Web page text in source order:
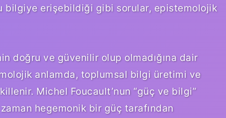
bilgiye erişebildiği gibi sorular, epistemolojik
doğru ve güvenilir olup olmadığına dair
anlamda, toplumsal bilgi üretimi ve
Michel Foucault’nun “güç ve bilgi”
hegemonik bir güç tarafından